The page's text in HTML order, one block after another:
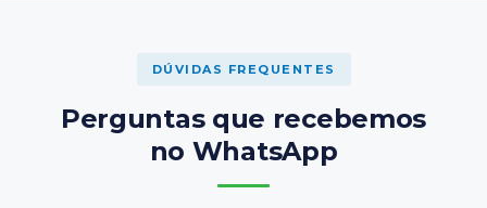
DÚVIDAS FREQUENTES
Perguntas que recebemos
no WhatsApp